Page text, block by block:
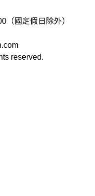
（國定假日除外）
reserved.